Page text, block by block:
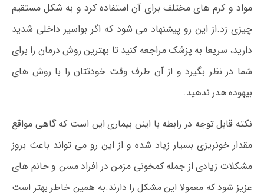
مواد و کرم های مختلف برای آن استفاده کرد و به شکل مستقیم
چیزی زد.از این رو پیشنهاد می شود که اگر بواسیر داخلی شدید
دارید، سریعا به پزشک مراجعه کنید تا بهترین روش درمان را برای
شما در نظر بگیرد و از آن طرف وقت خودتتان را با روش های
بیهوده هدر ندهید.
نکته قابل توجه در رابطه با اینن بیماری این است که گاهی مواقع
مقدار خونریزی بسیار زیاد شده و از این رو می تواند باعث بروز
مشکلات زیادی از جمله کمخونی مزمن در افراد مسن و خانم های
عزیز شود که معمولا این مشکل را دارند.به همین خاطر بهتر است